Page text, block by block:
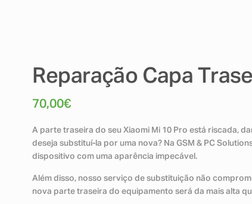
Reparação Capa
70,00€
A parte traseira do seu Xiaomi Mi 10 Pro está riscada,
deseja substituí-la por uma nova? Na GSM & PC
dispositivo com uma aparência impecável.
Além disso, nosso serviço de substituição não
nova parte traseira do equipamento será da mais alta